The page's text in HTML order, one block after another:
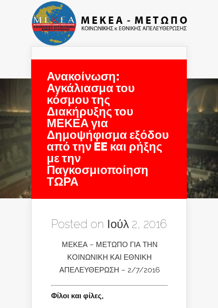
Ανακοίνωση:
Αγκάλιασμα του
κόσμου της
Διακήρυξης του
ΜΕΚΕΑ για
Δημοψήφισμα εξόδου
από την EE και ρήξης
με την
Παγκοσμιοποίηση
ΤΩΡΑ
Posted on Ιούλ 2, 2016
ΜΕΚΕΑ – ΜΕΤΩΠΟ ΓΙΑ ΤΗΝ
ΚΟΙΝΩΝΙΚΗ ΚΑΙ ΕΘΝΙΚΗ
ΑΠΕΛΕΥΘΕΡΩΣΗ – 2/7/2016
Φίλοι και φίλες,